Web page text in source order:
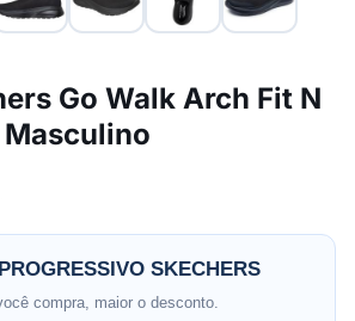
Go Walk Arch Fit N
SKECHERS
compra, maior o desconto.